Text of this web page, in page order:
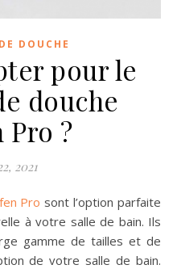
DOUCHE
pour le
douche
Pro ?
2021
Pro sont l’option parfaite
à votre salle de bain. Ils
gamme de tailles et de
de votre salle de bain.